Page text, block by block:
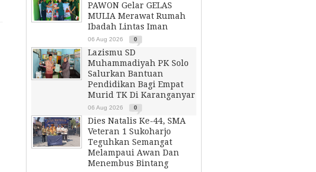
PAWON Gelar GELAS
MULIA Merawat Rumah
Ibadah Lintas Iman
06 Aug 2026 0
Lazismu SD
Muhammadiyah PK Solo
Salurkan Bantuan
Pendidikan Bagi Empat
Murid TK Di Karanganyar
06 Aug 2026 0
Dies Natalis Ke-44, SMA
Veteran 1 Sukoharjo
Teguhkan Semangat
Melampaui Awan Dan
Menembus Bintang